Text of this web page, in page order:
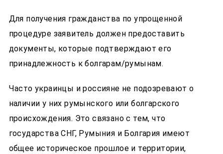
Для получения гражданства по упрощенной
процедуре заявитель должен предоставить
документы, которые подтверждают его
принадлежность к болгарам/румынам.
Часто украинцы и россияне не подозревают о
наличии у них румынского или болгарского
происхождения. Это связано с тем, что
государства СНГ, Румыния и Болгария имеют
общее историческое прошлое и территории,